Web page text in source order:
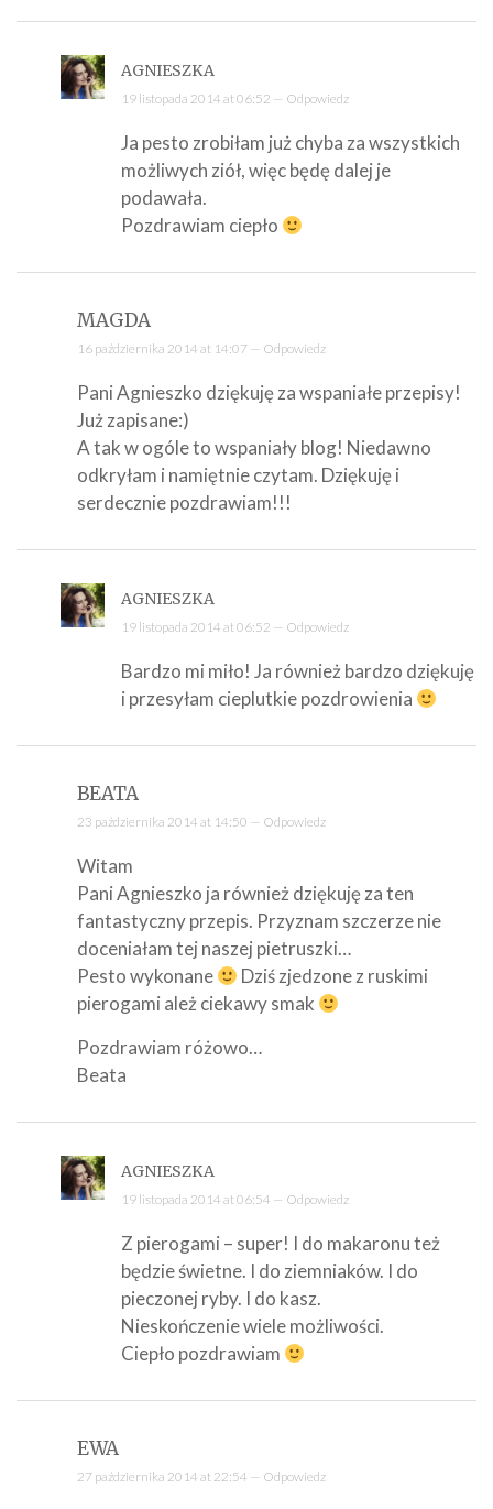
AGNIESZKA
19 listopada 2014 at 06:52 — Odpowiedz
Ja pesto zrobiłam już chyba za wszystkich
możliwych ziół, więc będę dalej je
podawała.
Pozdrawiam ciepło
MAGDA
16 października 2014 at 14:07 — Odpowiedz
Pani Agnieszko dziękuję za wspaniałe przepisy!
Już zapisane:)
A tak w ogóle to wspaniały blog! Niedawno
odkryłam i namiętnie czytam. Dziękuję i
serdecznie pozdrawiam!!!
AGNIESZKA
19 listopada 2014 at 06:52 — Odpowiedz
Bardzo mi miło! Ja również bardzo dziękuję
i przesyłam cieplutkie pozdrowienia
BEATA
23 października 2014 at 14:50 — Odpowiedz
Witam
Pani Agnieszko ja również dziękuję za ten
fantastyczny przepis. Przyznam szczerze nie
doceniałam tej naszej pietruszki…
Pesto wykonane
Dziś zjedzone z ruskimi
pierogami ależ ciekawy smak
Pozdrawiam różowo…
Beata
AGNIESZKA
19 listopada 2014 at 06:54 — Odpowiedz
Z pierogami – super! I do makaronu też
będzie świetne. I do ziemniaków. I do
pieczonej ryby. I do kasz.
Nieskończenie wiele możliwości.
Ciepło pozdrawiam
EWA
27 października 2014 at 22:54 — Odpowiedz